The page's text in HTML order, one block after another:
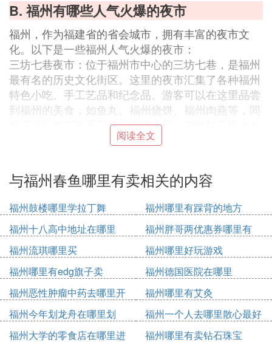
B. 福州有哪些人气火爆的夜市
福州，作为福建省的省会城市，拥有丰富的夜市文
化。以下是一些福州人气火爆的夜市：
三坊七巷夜市：位于福州市中心的三坊七巷，是福州
最有名的历史文化街区。这里的夜市汇集了各种福州
特色小吃、手工艺品和纪念品。游客可以在这里品尝
到福州的美食，如鱼丸、福州烧饼、福州肉燕等，同
时还可以购买到手工艺品和纪念品。夜晚的三坊七巷
灯火通明，古色古香的建筑与繁华的夜市相得益彰，
东街口夜市：东街口位于福州市区，是福州最繁华的
商业区之一。这里的夜市以购物为主，有各种品牌的
服装、鞋帽、化妆品等商品。此外，东街口夜市还有
很多美食摊位，如烧烤、炸鸡、炒粉等，满足了游客
的味蕾需求。夜晚的东街口灯火辉煌，熙熙攘攘的人
群在各个摊位间穿梭，形成了一幅热闹非凡的画面。
五一广场夜市：五一广场位于福州市五一中路，是福
州市民休闲娱乐的好去处。这里的夜市以美食为主，
有各种福州特色小吃、烧烤、海鲜等。游客可以在这
里品尝到地道的福州美食，同时还可以欣赏到五一广
场的音乐喷泉表演。夜晚的五一广场人流如织，各种
美食摊位琳琅满目，让人流连忘返。
阅读全文
与福州春鱼哪里有卖相关的内容
福州鼓楼哪里学拉丁舞
福州哪里有踩背的地方
福州十八高中地址在哪里
福州胖哥两优惠券哪里有
福州流琪哪里买
福州哪里好玩游戏
福州哪里有edg旗子卖
福州德国医院在哪里
福州恶性肿瘤中药去哪里开
福州哪里有艾灸
福州今年划龙舟在哪里划
福州一个人去哪里散心最好
福州大学的零食店在哪里进
福州哪里有卖钻石珠宝